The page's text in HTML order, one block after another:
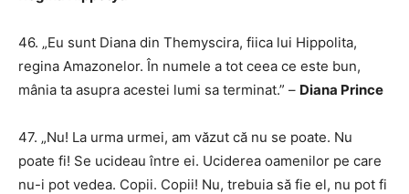
46. ​​​​„Eu sunt Diana din Themyscira, fiica lui Hippolita,
regina Amazonelor. În numele a tot ceea ce este bun,
mânia ta asupra acestei lumi sa terminat.” – Diana Prince
47. „Nu! La urma urmei, am văzut că nu se poate. Nu
poate fi! Se ucideau între ei. Uciderea oamenilor pe care
nu-i pot vedea. Copii. Copii! Nu, trebuia să fie el, nu pot fi